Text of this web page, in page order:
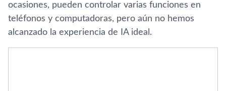
ocasiones, pueden controlar varias funciones en
teléfonos y computadoras, pero aún no hemos
alcanzado la experiencia de IA ideal.